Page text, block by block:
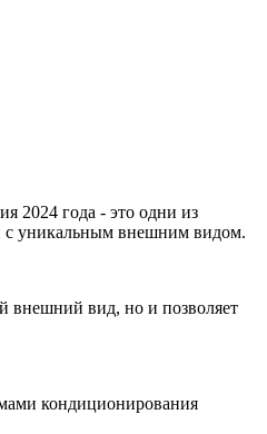
2024 года - это одни из
с уникальным внешним видом.
внешний вид, но и позволяет
кондиционирования